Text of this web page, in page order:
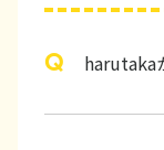
harutaka